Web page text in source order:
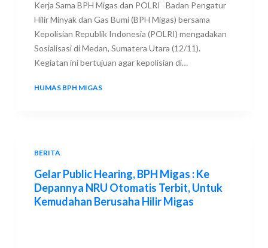
Kerja Sama BPH Migas dan POLRI Badan Pengatur
Hilir Minyak dan Gas Bumi (BPH Migas) bersama
Kepolisian Republik Indonesia (POLRI) mengadakan
Sosialisasi di Medan, Sumatera Utara (12/11).
Kegiatan ini bertujuan agar kepolisian di…
HUMAS BPH MIGAS
BERITA
Gelar Public Hearing, BPH Migas : Ke
Depannya NRU Otomatis Terbit, Untuk
Kemudahan Berusaha Hilir Migas